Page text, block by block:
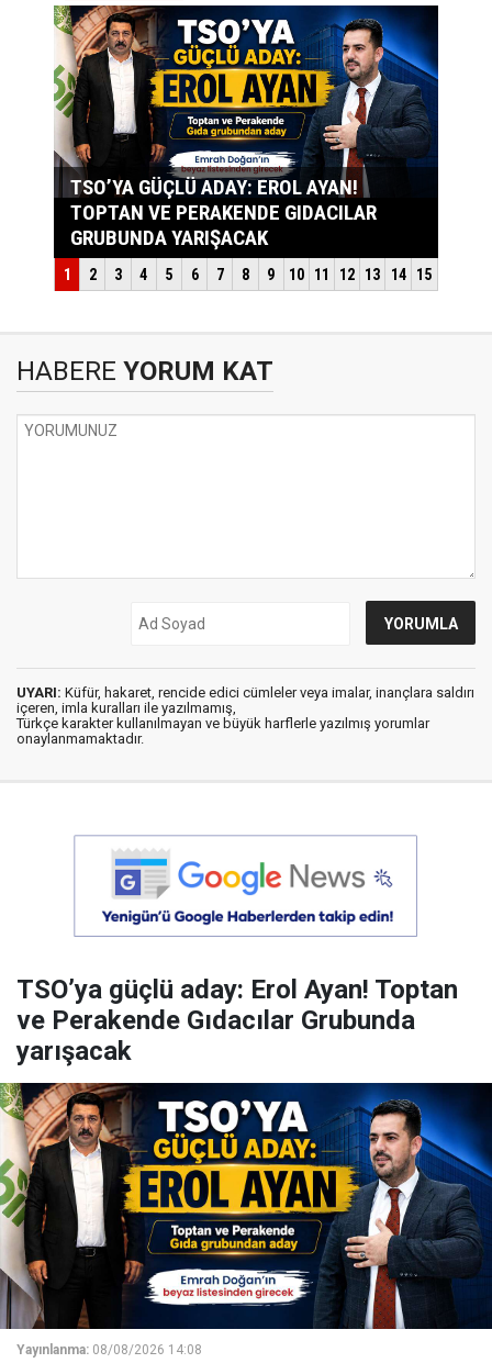
HABERE YORUM KAT
UYARI: Küfür, hakaret, rencide edici cümleler veya imalar, inançlara saldırı
içeren, imla kuralları ile yazılmamış,
Türkçe karakter kullanılmayan ve büyük harflerle yazılmış yorumlar
onaylanmamaktadır.
TSO’ya güçlü aday: Erol Ayan! Toptan
ve Perakende Gıdacılar Grubunda
yarışacak
Yayınlanma: 08/08/2026 14:08